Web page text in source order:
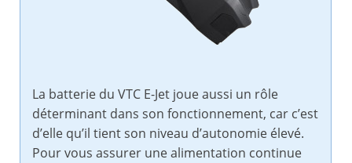
La batterie du VTC E-Jet joue aussi un rôle
déterminant dans son fonctionnement, car c’est
d’elle qu’il tient son niveau d’autonomie élevé.
Pour vous assurer une alimentation continue